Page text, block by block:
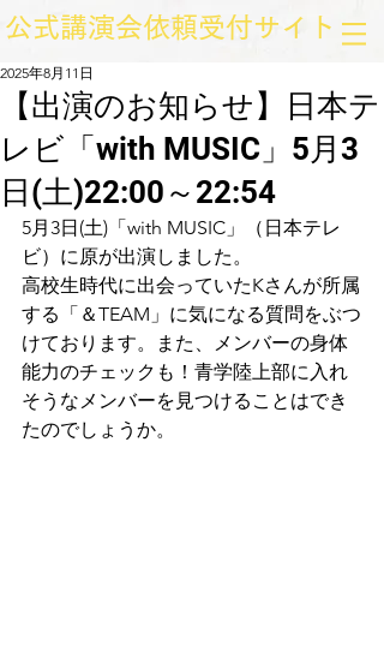
​公式講演会依頼受付サイト
【出演のお知らせ】日本テ
レビ「with MUSIC」5月3
日(土)22:00～22:54
2025年8月11日
5月3日(土)「with MUSIC」（日本テレ
ビ）に原が出演しました。
高校生時代に出会っていたKさんが所属
する「＆TEAM」に気になる質問をぶつ
けております。また、メンバーの身体
能力のチェックも！青学陸上部に入れ
そうなメンバーを見つけることはでき
たのでしょうか。